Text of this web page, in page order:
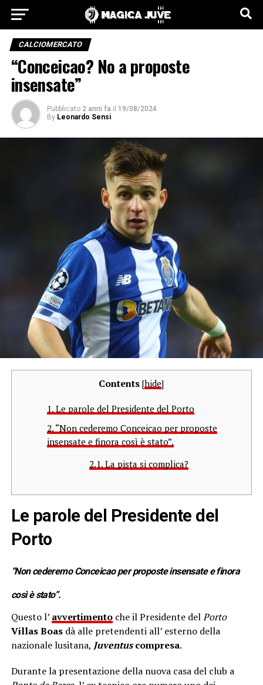
CALCIOMERCATO
“Conceicao? No a proposte
insensate”
Pubblicato 2 anni fa il 19/08/2024
By Leonardo Sensi
Contents [hide]
1.Le parole del Presidente del Porto
2.“Non cederemo Conceicao per proposte
insensate e finora così è stato”.
2.1. La pista si complica?
Le parole del Presidente del
Porto
“Non cederemoConceicaoper proposte insensate e finora
così è stato”.
Questo l’ avvertimentoche il Presidente delPorto
Villas Boasdà alle pretendenti all’ esterno della
nazionale lusitana, Juventus compresa.
Durante la presentazione della nuova casa del club a